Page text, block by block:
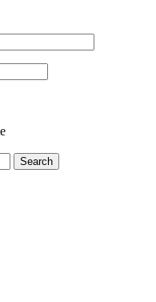
Search